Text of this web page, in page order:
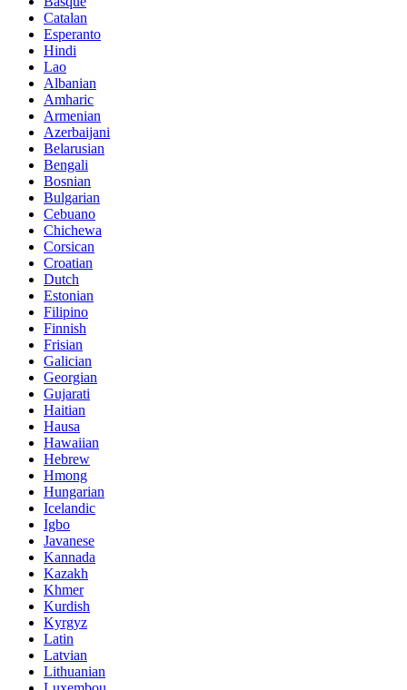
Catalan
Esperanto
Hindi
Lao
Albanian
Amharic
Armenian
Azerbaijani
Belarusian
Bengali
Bosnian
Bulgarian
Cebuano
Chichewa
Corsican
Croatian
Dutch
Estonian
Filipino
Finnish
Frisian
Galician
Georgian
Gujarati
Haitian
Hausa
Hawaiian
Hebrew
Hmong
Hungarian
Icelandic
Igbo
Javanese
Kannada
Kazakh
Khmer
Kurdish
Kyrgyz
Latin
Latvian
Lithuanian